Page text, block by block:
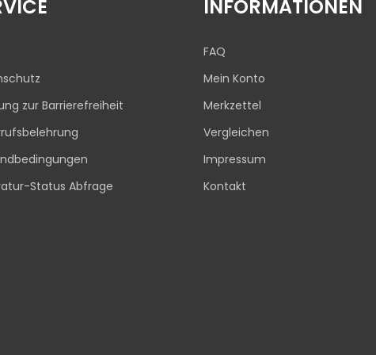
zur Barrierefreiheit
Status Abfrage
INFORMATIONEN
FAQ
Mein Konto
Merkzettel
Vergleichen
Impressum
Kontakt